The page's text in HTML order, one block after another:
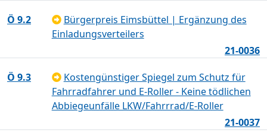
Ö 9.2
Bürgerpreis Eimsbüttel | Ergänzung des
Einladungsverteilers
21-0036
Ö 9.3
Kostengünstiger Spiegel zum Schutz für
Fahrradfahrer und E-Roller - Keine tödlichen
Abbiegeunfälle LKW/Fahrrrad/E-Roller
21-0037